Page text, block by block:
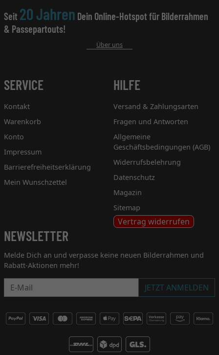
Seit 20 Jahren Dein Online-Hotspot für Bilderrahmen
& Passepartouts!
Über uns
SERVICE
Kontakt
Warenkorb
Konto
Impressum
Barrierefreiheitserklärung
Mein Wunschzettel
HILFE
Versand & Zahlungsarten
Fragen und Antworten
Allgemeine
Geschäftsbedingungen (AGB)
Widerrufsbelehrung
Datenschutz
Magazin
Sitemap
Vertrag widerrufen
NEWSLETTER
Melde Dich an und verpasse keine neuen Bilderrahmen und
Rabatt-Aktionen mehr!
Newsletter
JETZT ANMELDEN